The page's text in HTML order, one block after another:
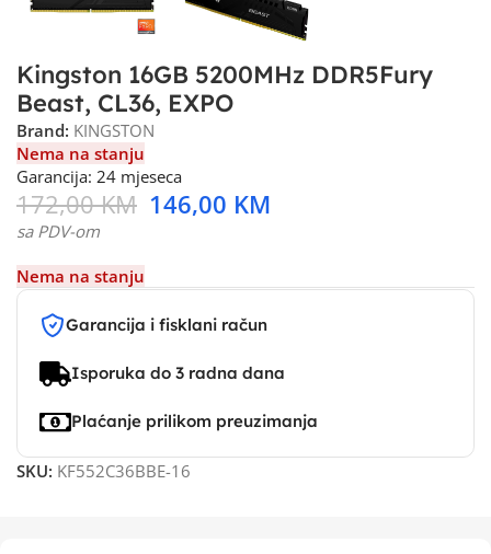
Kingston 16GB 5200MHz DDR5Fury
Beast, CL36, EXPO
Brand: KINGSTON
Nema na stanju
Garancija: 24 mjeseca
172,00KM 146,00 KM
sa PDV-om
Nema na stanju
Garancija i fisklani račun
Isporuka do 3 radna dana
Plaćanje prilikom preuzimanja
SKU: KF552C36BBE-16